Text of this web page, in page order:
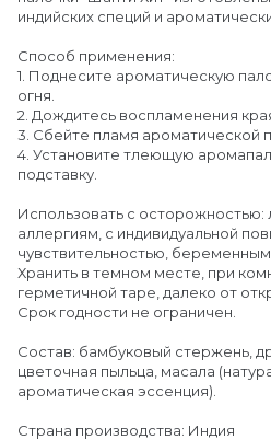
индийских специй и
Способ применения:
1. Поднесите ароматическую
огня.
2. Дождитесь воспламенения
3. Сбейте пламя ароматической
4. Установите тлеющую
подставку.
Использовать с
аллергиям, с индивидуальной
чувствительностью,
Хранить в темном месте, при
герметичной таре, далеко от
Срок годности не ограничен.
Состав: бамбуковый стержень,
цветочная пыльца, масала
ароматическая эссенция).
Страна производства: Индия